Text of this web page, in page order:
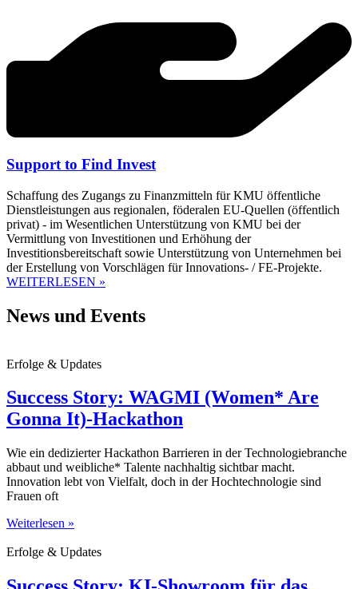
Support to Find Invest
Schaffung des Zugangs zu Finanzmitteln für KMU öffentliche
Dienstleistungen aus regionalen, föderalen EU-Quellen (öffentlich
privat) - im Wesentlichen Unterstützung von KMU bei der
Vermittlung von Investitionen und Erhöhung der
Investitionsbereitschaft sowie Unterstützung von Unternehmen bei
der Erstellung von Vorschlägen für Innovations- / FE-Projekte.
WEITERLESEN »
News und Events
Erfolge & Updates
Success Story: WAGMI (Women* Are
Gonna It)-Hackathon
Wie ein dedizierter Hackathon Barrieren in der Technologiebranche
abbaut und weibliche* Talente nachhaltig sichtbar macht.
Innovation lebt von Vielfalt, doch in der Hochtechnologie sind
Frauen oft
Weiterlesen »
Erfolge & Updates